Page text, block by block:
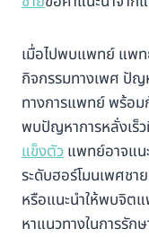
เมื่อไปพบแพทย์ แพท
กิจกรรมทางเพศ ปัญ
ทางการแพทย์ พร้อม
พบปัญหาการหลั่งเร็
แข็งตัวแพทย์อาจแน
ระดับฮอร์โมนเพศช
หรือแนะนำให้พบจิต
หาแนวทางในการรัก